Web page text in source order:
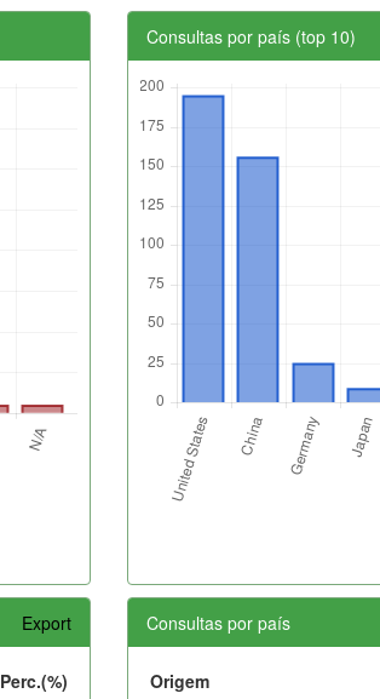
Consultas por país (top 10)
Export
Perc.(%)
Consultas por país
Origem